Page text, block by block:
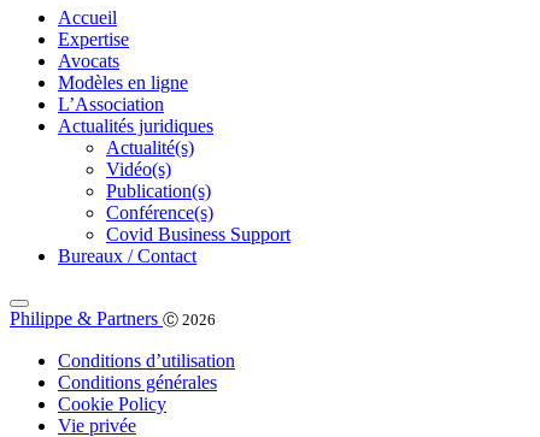
Accueil
Expertise
Avocats
Modèles en ligne
L’Association
Actualités juridiques
Actualité(s)
Vidéo(s)
Publication(s)
Conférence(s)
Covid Business Support
Bureaux / Contact
Philippe & Partners Ⓒ 2026
Conditions d’utilisation
Conditions générales
Cookie Policy
Vie privée